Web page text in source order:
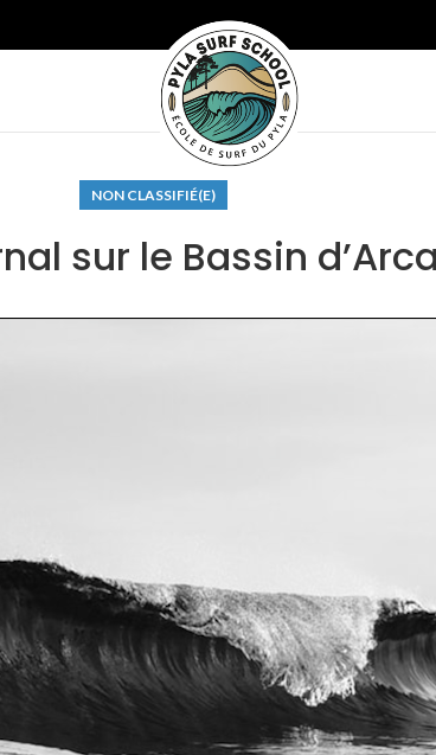
NON CLASSIFIÉ(E)
sur le Bassin